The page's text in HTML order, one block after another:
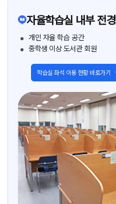
자율학습실 내부 전경
개인 자율 학습 공간
중학생 이상 도서관 회원
학습실 좌석 이용 현황 바로가기